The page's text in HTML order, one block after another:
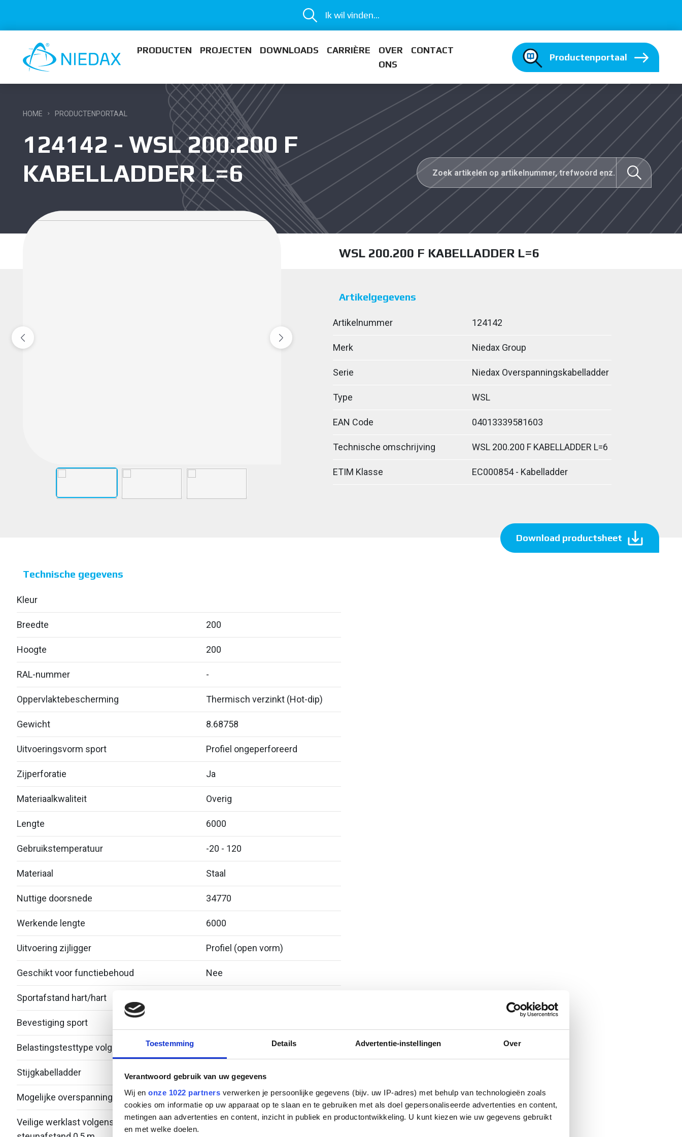
Toestemming Details Advertentie-instellingen Over
Verantwoord gebruik van uw gegevens
Wij en onze 1022 partners verwerken je persoonlijke gegevens (bijv. uw IP-adres) met behulp van technologieën zoals
cookies om informatie op uw apparaat op te slaan en te gebruiken met als doel gepersonaliseerde advertenties en content,
metingen aan advertenties en content, inzicht in publiek en productontwikkeling. U kunt kiezen wie uw gegevens gebruikt
en met welke doelen.
Ik wil vinden...
PRODUCTEN PROJECTEN DOWNLOADS CARRIÈRE
OVER
ONS
CONTACT
Productenportaal
HOME PRODUCTENPORTAAL
124142 - WSL 200.200 F
KABELLADDER L=6
WSL 200.200 F KABELLADDER L=6
Artikelgegevens
Artikelnummer 124142
Merk Niedax Group
Serie Niedax Overspanningskabelladder
Type WSL
EAN Code 04013339581603
Technische omschrijving WSL 200.200 F KABELLADDER L=6
ETIM Klasse EC000854 - Kabelladder
Download productsheet
Technische gegevens
Kleur
Breedte 200
Hoogte 200
RAL-nummer -
Oppervlaktebescherming Thermisch verzinkt (Hot-dip)
Gewicht 8.68758
Uitvoeringsvorm sport Profiel ongeperforeerd
Zijperforatie Ja
Materiaalkwaliteit Overig
Lengte 6000
Gebruikstemperatuur -20 - 120
Materiaal Staal
Nuttige doorsnede 34770
Werkende lengte 6000
Uitvoering zijligger Profiel (open vorm)
Geschikt voor functiebehoud Nee
Sportafstand hart/hart
Bevestiging sport
Belastingstesttype volgens IEC 61537
Stijgkabelladder
Mogelijke overspanning 3 - 9
Veilige werklast volgens IEC 61537 met
-